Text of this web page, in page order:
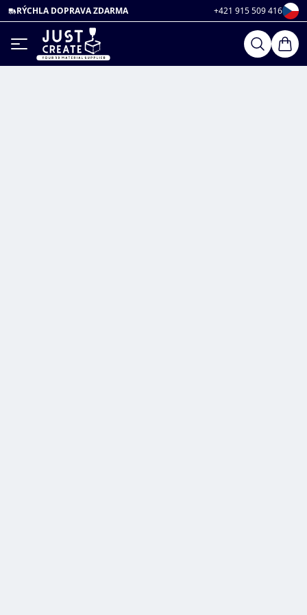
RÝCHLA DOPRAVA ZDARMA +421 915 509 416